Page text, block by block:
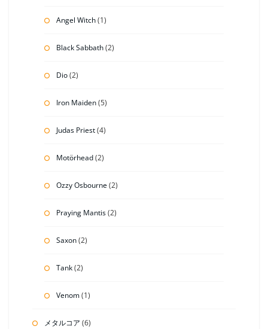
Angel Witch(1)
Black Sabbath(2)
Dio(2)
Iron Maiden(5)
Judas Priest(4)
Motörhead(2)
Ozzy Osbourne(2)
Praying Mantis(2)
Saxon(2)
Tank(2)
Venom(1)
メタルコア (6)